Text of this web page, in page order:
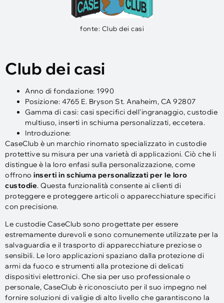
fonte: Club dei casi
Club dei casi
Anno di fondazione: 1990
Posizione: 4765 E. Bryson St. Anaheim, CA 92807
Gamma di casi: casi specifici dell'ingranaggio, custodie
multiuso, inserti in schiuma personalizzati, eccetera.
Introduzione:
CaseClub è un marchio rinomato specializzato in custodie
protettive su misura per una varietà di applicazioni. Ciò che li
distingue è la loro enfasi sulla personalizzazione, come
offrono inserti in schiuma personalizzati per le loro
custodie. Questa funzionalità consente ai clienti di
proteggere e proteggere articoli o apparecchiature specifici
con precisione.
Le custodie CaseClub sono progettate per essere
estremamente durevoli e sono comunemente utilizzate per la
salvaguardia e il trasporto di apparecchiature preziose o
sensibili. Le loro applicazioni spaziano dalla protezione di
armi da fuoco e strumenti alla protezione di delicati
dispositivi elettronici. Che sia per uso professionale o
personale, CaseClub è riconosciuto per il suo impegno nel
fornire soluzioni di valigie di alto livello che garantiscono la